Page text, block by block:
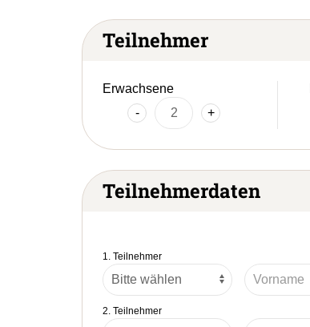
Teilnehmer
Erwachsene
-
+
Teilnehmerdaten
1. Teilnehmer
2. Teilnehmer